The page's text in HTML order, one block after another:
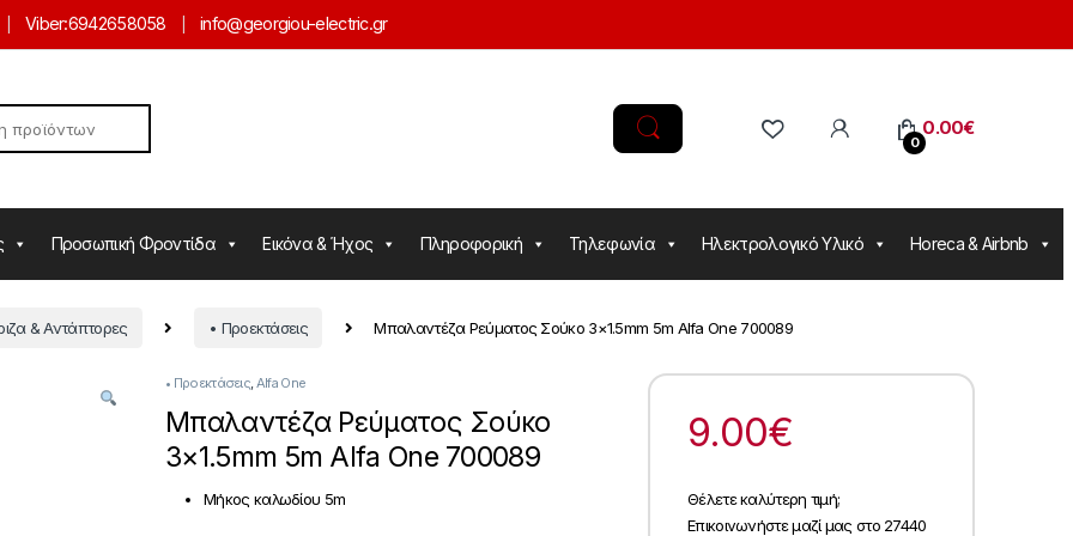
Viber:6942658058 info@georgiou-electric.gr
0
0.00€
Προσωπική Φροντίδα Εικόνα & Ήχος Πληροφορική Τηλεφωνία Ηλεκτρολογικό Υλικό Horeca & Airbnb
& Αντάπτορες • Προεκτάσεις Μπαλαντέζα Ρεύματος Σούκο 3×1.5mm 5m Alfa One 700089
• Προεκτάσεις Alfa One
Μπαλαντέζα Ρεύματος Σούκο
3×1.5mm 5m Alfa One 700089
Mήκος καλωδίου 5m
9.00€
Θέλετε καλύτερη τιμή;
Επικοινωνήστε μαζί μας στο 27440